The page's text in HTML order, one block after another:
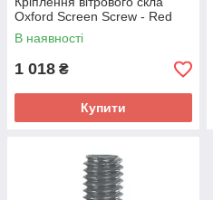
Oxford Screen Screw - Red
В наявності
1 018 ₴
Купити